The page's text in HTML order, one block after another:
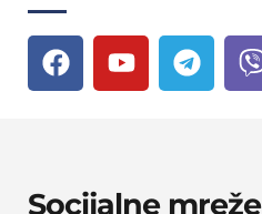
Socijalne mreže